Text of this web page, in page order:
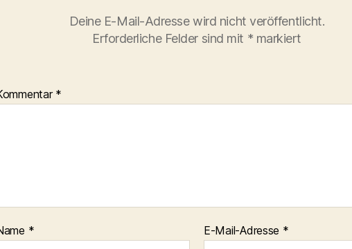
Deine E-Mail-Adresse wird nicht veröffentlicht.
Erforderliche Felder sind mit * markiert
*
* E-Mail-Adresse *